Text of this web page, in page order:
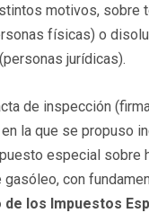
motivos, sobre
físicas) o
jurídicas).
de inspección
la que se propuso
especial sobre
con
de los Impuestos